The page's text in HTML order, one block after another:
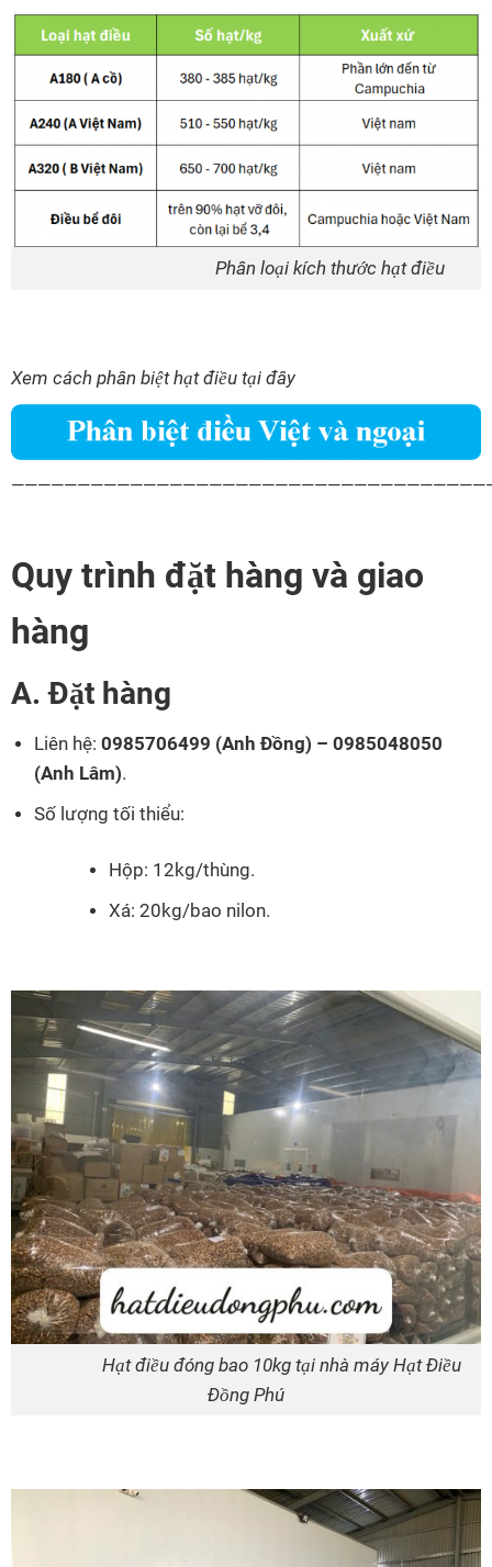
Phân loại kích thước hạt điều
Xem cách phân biệt hạt điều tại đây
Quy trình đặt hàng và giao
hàng
A. Đặt hàng
Liên hệ: 0985706499 (Anh Đồng) – 0985048050
(Anh Lâm).
Số lượng tối thiểu:
Hộp: 12kg/thùng.
Xá: 20kg/bao nilon.
Hạt điều đóng bao 10kg tại nhà máy Hạt Điều
Đồng Phú